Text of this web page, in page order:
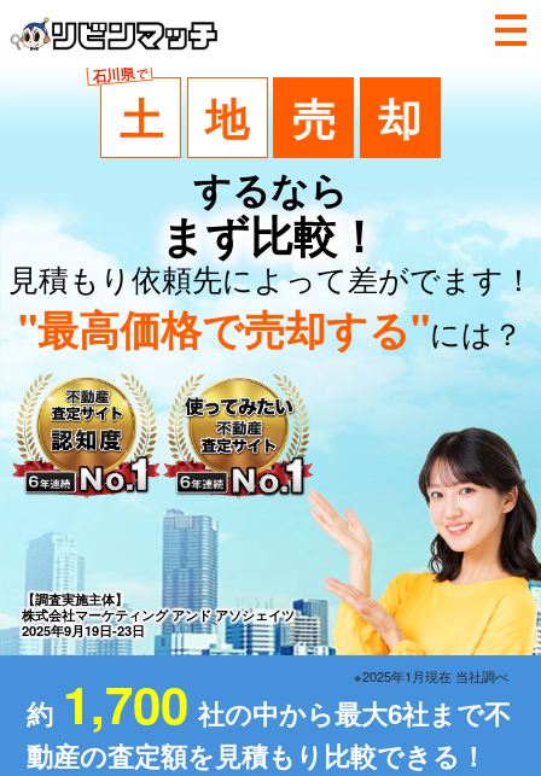
石川県で
土 地 売 却
するなら
まず比較！
見積もり依頼先によって差がでます！
"最高価格で売却する"には？
【調査実施主体】
株式会社マーケティング アンド アソシェイツ
2025年9月19日-23日
約 1,700 社の中から最大6社まで不
動産の査定額を見積もり比較できる！
※2025年1月現在 当社調べ